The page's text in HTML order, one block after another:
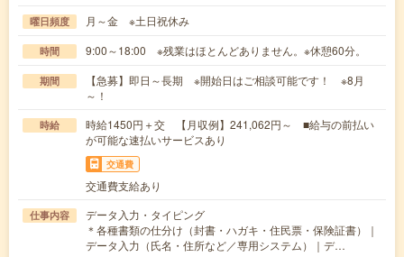
曜日頻度 月～金 ※土日祝休み
時間 9:00～18:00 ※残業はほとんどありません。※休憩60分。
期間
【急募】即日～長期 ※開始日はご相談可能です！ ※8月
～！
時給
時給1450円＋交 【月収例】241,062円～ ■給与の前払い
が可能な速払いサービスあり
交通費
交通費支給あり
仕事内容
データ入力・タイピング
＊各種書類の仕分け（封書・ハガキ・住民票・保険証書）｜
データ入力（氏名・住所など／専用システム）｜デ…